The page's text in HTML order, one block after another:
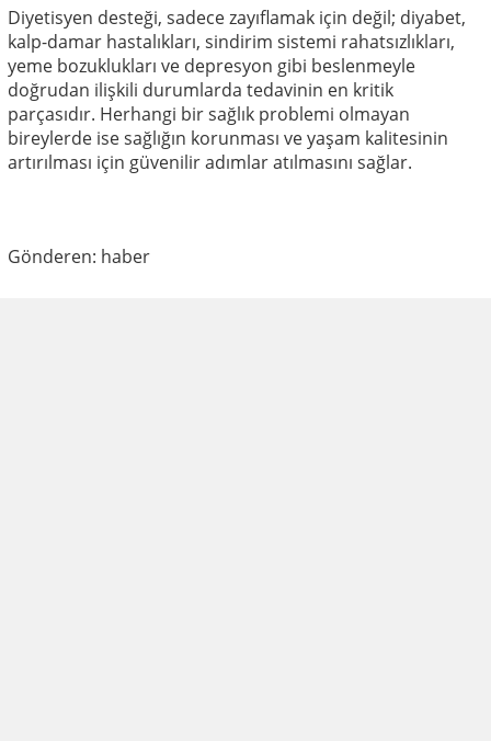
Diyetisyen desteği, sadece zayıflamak için değil; diyabet,
kalp-damar hastalıkları, sindirim sistemi rahatsızlıkları,
yeme bozuklukları ve depresyon gibi beslenmeyle
doğrudan ilişkili durumlarda tedavinin en kritik
parçasıdır. Herhangi bir sağlık problemi olmayan
bireylerde ise sağlığın korunması ve yaşam kalitesinin
artırılması için güvenilir adımlar atılmasını sağlar.
Gönderen: haber